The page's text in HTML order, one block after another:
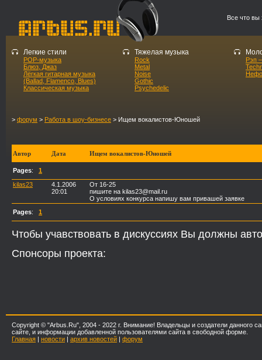
Все что вы
Легкие стили
POP-музыка
Блюз, Джаз
Лёгкая гитарная музыка
(Ballad, Flamenco, Blues)
Классическая музыка
Тяжелая музыка
Rock
Metal
Noise
Gothic
Psychedelic
Рэп
> форум > Работа в шоу-бизнесе > Ищем вокалистов-Юношей
Автор Дата Ищем вокалистов-Юношей
Pages: 1
kilas23
4.1.2006
20:01
От 16-25
пишите на kilas23@mail.ru
О условиях конкурса напишу вам привашей заявке
Pages: 1
Чтобы учавствовать в дискуссиях Вы должны
Спонсоры проекта:
Copyright © "Arbus.Ru", 2004 - 2022 г. Внимание! Владельцы и создатели данного
сайте, и информации добавленной пользователями сайта в свободной форме.
Главная | новости | архив новостей | форум